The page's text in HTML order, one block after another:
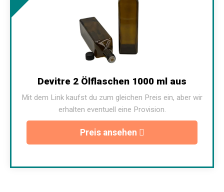
Devitre 2 Ölflaschen 1000 ml aus
Mit dem Link kaufst du zum gleichen Preis ein, aber wir
erhalten eventuell eine Provision.
Preis ansehen